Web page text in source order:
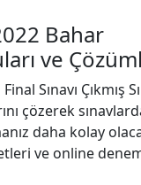
Bahar
ve
Sınavı Çıkmış
çözerek
daha kolay
ve online